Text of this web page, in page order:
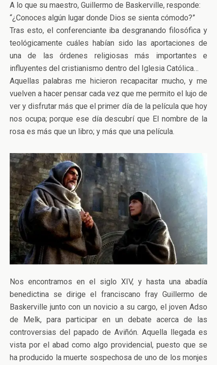
A lo que su maestro, Guillermo de Baskerville, responde:
“¿Conoces algún lugar donde Dios se sienta cómodo?”
Tras esto, el conferenciante iba desgranando filosófica y
teológicamente cuáles habían sido las aportaciones de
una de las órdenes religiosas más importantes e
influyentes del cristianismo dentro del Iglesia Católica…
Aquellas palabras me hicieron recapacitar mucho, y me
vuelven a hacer pensar cada vez que me permito el lujo de
ver y disfrutar más que el primer día de la película que hoy
nos ocupa; porque ese día descubrí que El nombre de la
rosa es más que un libro; y más que una película.
Nos encontramos en el siglo XIV, y hasta una abadía
benedictina se dirige el franciscano fray Guillermo de
Baskerville junto con un novicio a su cargo, el joven Adso
de Melk, para participar en un debate acerca de las
controversias del papado de Aviñón. Aquella llegada es
vista por el abad como algo providencial, puesto que se
ha producido la muerte sospechosa de uno de los monjes